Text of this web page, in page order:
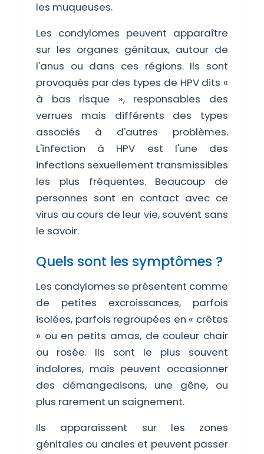
les muqueuses.
Les condylomes peuvent apparaître
sur les organes génitaux, autour de
l'anus ou dans ces régions. Ils sont
provoqués par des types de HPV dits «
à bas risque », responsables des
verrues mais différents des types
associés à d'autres problèmes.
L'infection à HPV est l'une des
infections sexuellement transmissibles
les plus fréquentes. Beaucoup de
personnes sont en contact avec ce
virus au cours de leur vie, souvent sans
le savoir.
Quels sont les symptômes ?
Les condylomes se présentent comme
de petites excroissances, parfois
isolées, parfois regroupées en « crêtes
» ou en petits amas, de couleur chair
ou rosée. Ils sont le plus souvent
indolores, mais peuvent occasionner
des démangeaisons, une gêne, ou
plus rarement un saignement.
Ils apparaissent sur les zones
génitales ou anales et peuvent passer